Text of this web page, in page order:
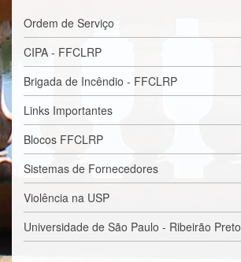
Concursos
Concursos
Processos
Seletivos
Licitações/Contratações
Ordem de Serviço
CIPA - FFCLRP
Brigada de Incêndio - FFCLRP
Links Importantes
Blocos FFCLRP
Sistemas de Fornecedores
Violência na USP
Universidade de São Paulo - Ribeirão Preto